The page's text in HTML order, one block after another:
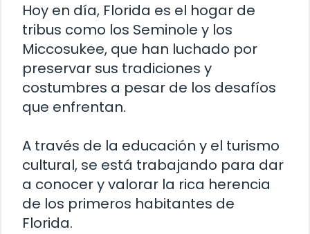
Hoy en día, Florida es el hogar de
tribus como los Seminole y los
Miccosukee, que han luchado por
preservar sus tradiciones y
costumbres a pesar de los desafíos
que enfrentan.
A través de la educación y el turismo
cultural, se está trabajando para dar
a conocer y valorar la rica herencia
de los primeros habitantes de
Florida.